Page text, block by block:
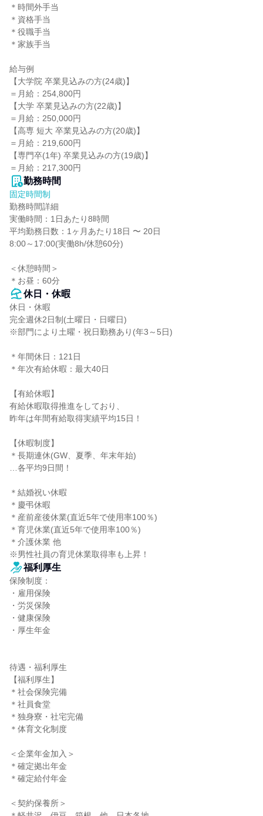
＊時間外手当
＊資格手当
＊役職手当
＊家族手当
給与例
【大学院 卒業見込みの方(24歳)】
＝月給：254,800円
【大学 卒業見込みの方(22歳)】
＝月給：250,000円
【高専 短大 卒業見込みの方(20歳)】
＝月給：219,600円
【専門卒(1年) 卒業見込みの方(19歳)】
＝月給：217,300円
勤務時間
固定時間制
勤務時間詳細
実働時間：1日あたり8時間
平均勤務日数：1ヶ月あたり18日 〜 20日
8:00～17:00(実働8h/休憩60分)
＜休憩時間＞
＊お昼：60分
休日・休暇
休日・休暇
完全週休2日制(土曜日・日曜日)
※部門により土曜・祝日勤務あり(年3～5日)
＊年間休日：121日
＊年次有給休暇：最大40日
【有給休暇】
有給休暇取得推進をしており、
昨年は年間有給取得実績平均15日！
【休暇制度】
＊長期連休(GW、夏季、年末年始)
…各平均9日間！
＊結婚祝い休暇
＊慶弔休暇
＊産前産後休業(直近5年で使用率100％)
＊育児休業(直近5年で使用率100％)
＊介護休業 他
※男性社員の育児休業取得率も上昇！
福利厚生
保険制度：
・雇用保険
・労災保険
・健康保険
・厚生年金
待遇・福利厚生
【福利厚生】
＊社会保険完備
＊社員食堂
＊独身寮・社宅完備
＊体育文化制度
＜企業年金加入＞
＊確定拠出年金
＊確定給付年金
＜契約保養所＞